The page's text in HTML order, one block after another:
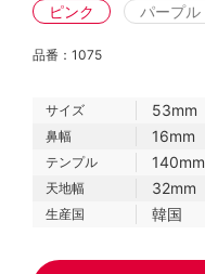
ピンク
パープル
品番：1075
サイズ 53mm
鼻幅 16mm
テンプル 140mm
天地幅 32mm
生産国 韓国